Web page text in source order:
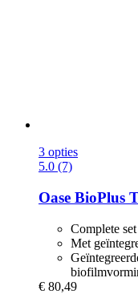
3 opties
5.0 (7)
Oase BioPlus
Complete
Met
€ 80,49